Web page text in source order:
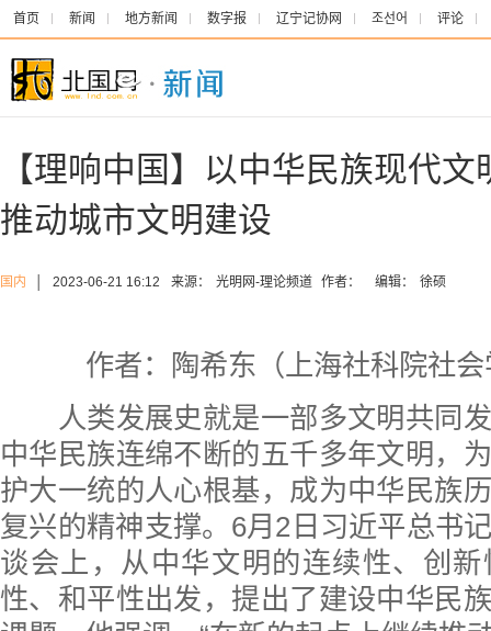
首页 新闻 地方新闻 数字报 辽宁记协网 조선어 评论
【理响中国】以中华民族现代
推动城市文明建设
国内 2023-06-21 16:12 来源： 光明网-理论频道 作者： 编辑： 徐硕
作者：陶希东（上海社科院社
人类发展史就是一部多文明共同发
中华民族连绵不断的五千多年文明，
护大一统的人心根基，成为中华民族
复兴的精神支撑。6月2日习近平总书
谈会上，从中华文明的连续性、创
性、和平性出发，提出了建设中华民